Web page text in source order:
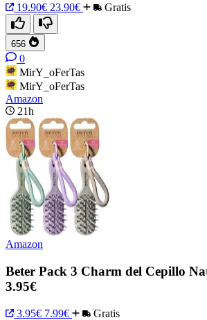
19.90€ 23.90€ Gratis
656
0
MirY_oFerTas
MirY_oFerTas
Amazon
21h
Amazon
Beter Pack 3 Charm del Cepillo
3.95€
3.95€ 7.99€ Gratis